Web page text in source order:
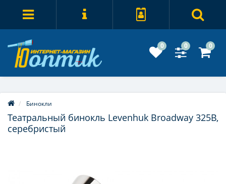
0 0 0
Бинокли
Театральный бинокль Levenhuk Broadway 325B,
серебристый